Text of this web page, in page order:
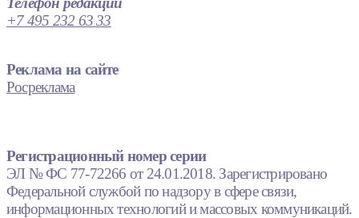
+7 495 232 63 33
Реклама на сайте
Росреклама
Регистрационный номер серии
ЭЛ № ФС 77-72266 от 24.01.2018. Зарегистрировано
Федеральной службой по надзору в сфере связи,
информационных технологий и массовых коммуникаций.